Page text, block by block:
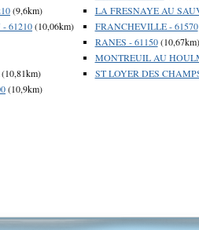
(9,6km)
61210(10,06km)
(10,81km)
(10,9km)
LA FRESNAYE AU
FRANCHEVILLE - 61570
RANES - 61150(10,67km)
MONTREUIL AU
ST LOYER DES